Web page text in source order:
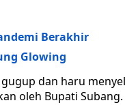
Berakhir
Glowing
dan haru
oleh Bupati Subang.